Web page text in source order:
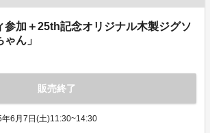
加＋25th記念オリジナル木製ジグソ
ん」
販売終了
6月7日(土)11:30~14:30